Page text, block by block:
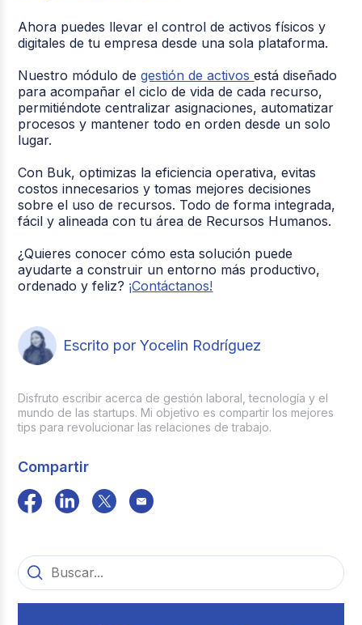
Ahora puedes llevar el control de activos físicos y
digitales de tu empresa desde una sola plataforma.
Nuestro módulo degestión de activosestá diseñado
para acompañar el ciclo de vida de cada recurso,
permitiéndote centralizar asignaciones, automatizar
procesos y mantener todo en orden desde un solo
lugar.
Con Buk, optimizas la eficiencia operativa, evitas
costos innecesarios y tomas mejores decisiones
sobre el uso de recursos. Todo de forma integrada,
fácil y alineada con tu área de Recursos Humanos.
¿Quieres conocer cómo esta solución puede
ayudarte a construir un entorno más productivo,
ordenado y feliz? ¡Contáctanos!
Escrito por Yocelin Rodríguez
Disfruto escribir acerca de gestión laboral, tecnología y el
mundo de las startups. Mi objetivo es compartir los mejores
tips para revolucionar las relaciones de trabajo.
Compartir